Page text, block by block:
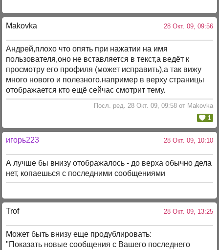
Makovka 28 Окт. 09, 09:56
Андрей,плохо что опять при нажатии на имя
пользователя,оно не вставляется в текст,а ведёт к
просмотру его профиля (может исправить),а так вижу
много нового и полезного,например в верху страницы
отображается кто ещё сейчас смотрит тему.
Посл. ред. 28 Окт. 09, 09:58 от Makovka
1
игорь223 28 Окт. 09, 10:10
А лучше бы внизу отображалось - до верха обычно дела
нет, копаешься с последними сообщениями
Trof 28 Окт. 09, 13:25
Может быть внизу еще продублировать:
"Показать новые сообщения с Вашего последнего